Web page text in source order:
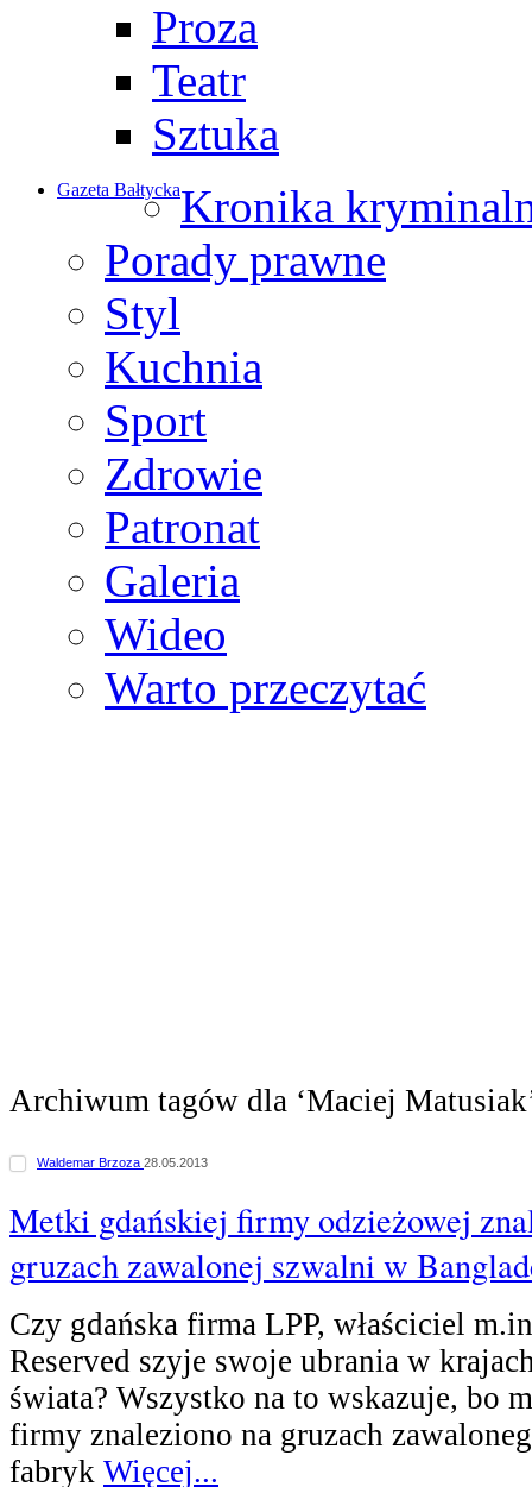
Proza
Teatr
Sztuka
Gazeta BałtyckaKronika
Porady prawne
Styl
Kuchnia
Sport
Zdrowie
Patronat
Galeria
Wideo
Warto przeczytać
Archiwum tagów dla ‘Maciej
Waldemar Brzoza 28.05.2013
Metki gdańskiej firmy odzieżowej
gruzach zawalonej szwalni w
Czy gdańska firma LPP, właściciel
Reserved szyje swoje ubrania w
świata? Wszystko na to wskazuje, bo
firmy znaleziono na gruzach
fabryk Więcej...